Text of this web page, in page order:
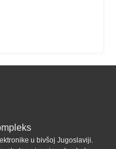
u bivšoj Jugoslaviji.